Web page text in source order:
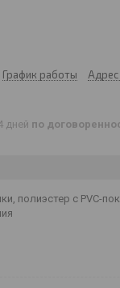
График работы
дней по
полиэстер с PVC-